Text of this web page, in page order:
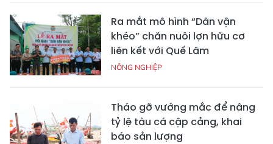
Ra mắt mô hình “Dân vận
khéo” chăn nuôi lợn hữu cơ
liên kết với Quế Lâm
NÔNG NGHIỆP
Tháo gỡ vướng mắc để nâng
tỷ lệ tàu cá cập cảng, khai
báo sản lượng